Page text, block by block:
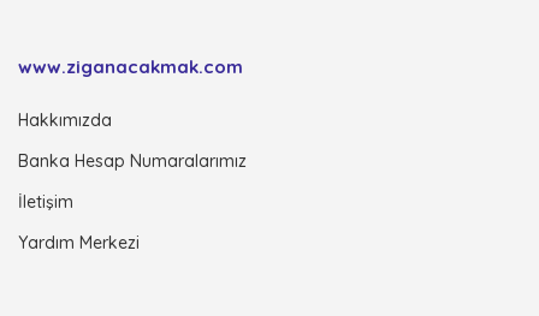
www.ziganacakmak.com
Hakkımızda
Banka Hesap Numaralarımız
İletişim
Yardım Merkezi